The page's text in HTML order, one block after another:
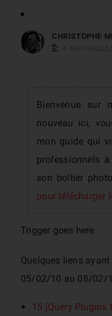
CHRISTOPHE
Bienvenue sur
nouveau ici,
mon guide qui
professionnels
son boîtier
pour télécharger
Trigger goes here
Quelques liens
05/02/10 au 08/02/
15 jQuery Plugins